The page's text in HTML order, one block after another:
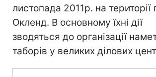
листопада 2011р. на території
Окленд. В основному їхні дії
зводяться до організації
таборів у великих ділових